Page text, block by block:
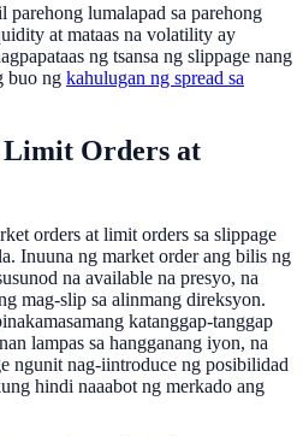
lumalapad sa parehong
at mataas na volatility ay
ng tsansa ng slippage nang
buo ng kahulugan ng spread sa
Orders at
orders at limit orders sa slippage
Inuuna ng market order ang bilis ng
na available na presyo, na
mag-slip sa alinmang direksyon.
katanggap-tanggap
lampas sa hangganang iyon, na
ngunit nag-iintroduce ng posibilidad
hindi naaabot ng merkado ang